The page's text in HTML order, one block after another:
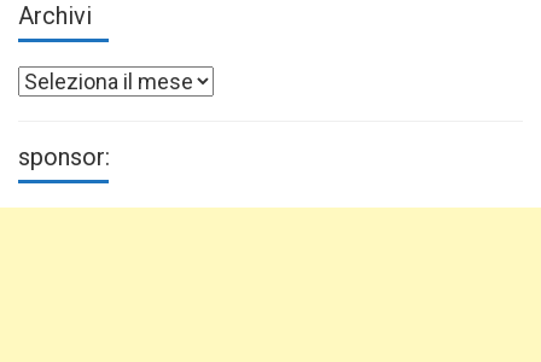
Archivi
Archivi
sponsor: